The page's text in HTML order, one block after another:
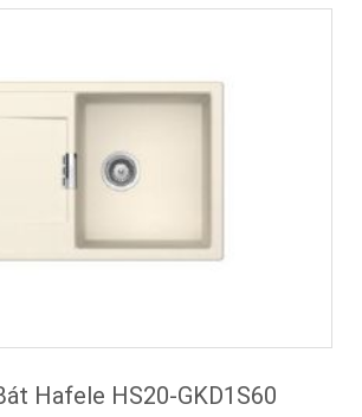
Hafele HS20-GKD1S60